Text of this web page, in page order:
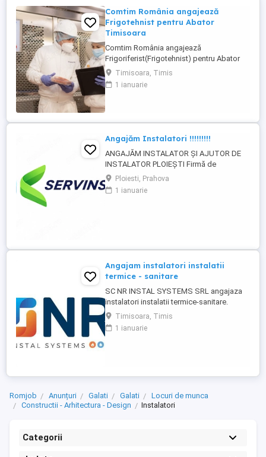
Comtim România angajează
Frigotehnist pentru Abator
Timisoara
Comtim România angajează
Frigoriferist(Frigotehnist) pentru Abator
Timisoara Nu asigurăm cazare. Cerințe: -
Liceu Scoala profesionala de profil,
Calificare de frigotehnist; - Experienta
prelua si indeplini sarcini in mod ...
Timisoara, Timis
1 ianuarie
Angajăm Instalatori !!!!!!!!!
ANGAJĂM INSTALATOR ȘI AJUTOR DE
INSTALATOR PLOIEȘTI Firmă de
mentenanță instalații sanitare și termice
angajează: Instalator Ajutor instalator
Oferim: - salariu atractiv - mediu de lucru
Ploiesti, Prahova
1 ianuarie
Angajam instalatori instalatii
termice - sanitare
SC NR INSTAL SYSTEMS SRL angajaza
instalatori instalatii termice-sanitare.
Programul de lucru : luni-vineri de la 8-17.
Se ofera conditii avantajoase de lucru si
salariu atractiv. Criteriul dupa care se
Timisoara, Timis
1 ianuarie
Romjob Anunțuri Galati Galati
Locuri de munca
Constructii - Arhitectura - Design
Instalatori
Categorii